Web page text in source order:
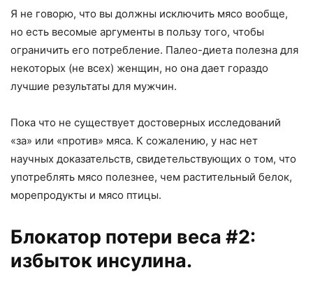
Я не говорю, что вы должны исключить мясо вообще,
но есть весомые аргументы в пользу того, чтобы
ограничить его потребление. Палео-диета полезна для
некоторых (не всех) женщин, но она дает гораздо
лучшие результаты для мужчин.
Пока что не существует достоверных исследований
«за» или «против» мяса. К сожалению, у нас нет
научных доказательств, свидетельствующих о том, что
употреблять мясо полезнее, чем растительный белок,
морепродукты и мясо птицы.
Блокатор потери веса #2:
избыток инсулина.